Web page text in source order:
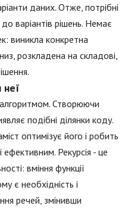
даних. Отже, потрібні
варіантів рішень. Немає
виникла конкретна
розкладена на складові,
неї
Створюючи
подібні ділянки коду.
оптимізує його і робить
Рекурсія - це
вміння функції
є необхідність і
речей, змінивши